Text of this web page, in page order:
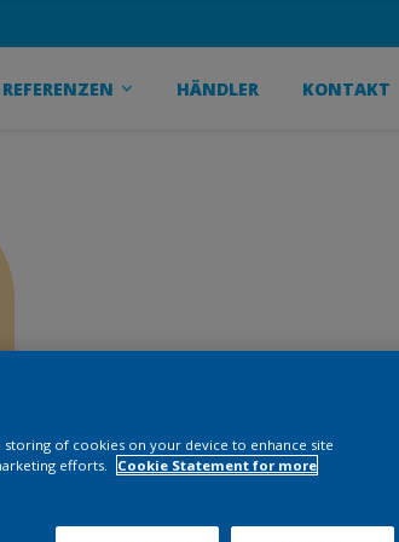
REFERENZEN HÄNDLER KONTAKT
storing of cookies on your device to enhance site
efforts.
Cookie Statement for more